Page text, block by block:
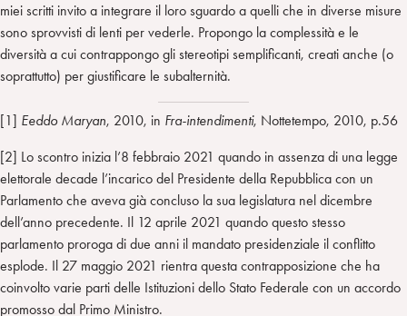
miei scritti invito a integrare il loro sguardo a quelli che in diverse misure
sono sprovvisti di lenti per vederle. Propongo la complessità e le
diversità a cui contrappongo gli stereotipi semplificanti, creati anche (o
soprattutto) per giustificare le subalternità.
[1] Eeddo Maryan, 2010, in Fra-intendimenti, Nottetempo, 2010, p.56
[2] Lo scontro inizia l’8 febbraio 2021 quando in assenza di una legge
elettorale decade l’incarico del Presidente della Repubblica con un
Parlamento che aveva già concluso la sua legislatura nel dicembre
dell’anno precedente. Il 12 aprile 2021 quando questo stesso
parlamento proroga di due anni il mandato presidenziale il conflitto
esplode. Il 27 maggio 2021 rientra questa contrapposizione che ha
coinvolto varie parti delle Istituzioni dello Stato Federale con un accordo
promosso dal Primo Ministro.